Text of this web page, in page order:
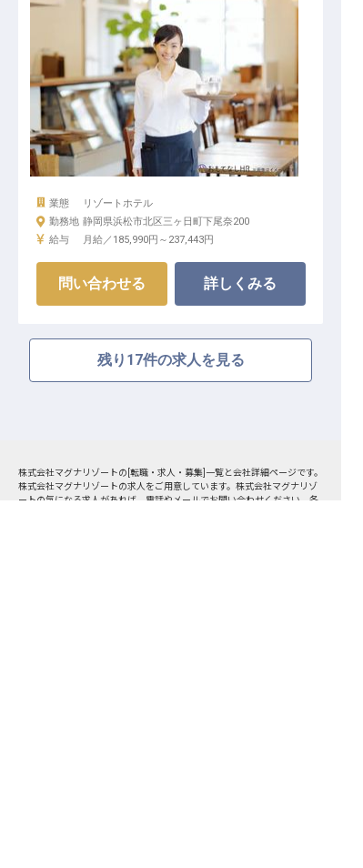
業態
リゾートホテル
勤務地 静岡県浜松市北区三ヶ日町下尾奈200
給与
月給／185,990円～ 237,443円
問い合わせる 詳しくみる
残り17件の求人を見る
株式会社マグナリゾートの[転職・求人・募集]一覧と会社詳細ページです。
株式会社マグナリゾートの求人をご用意しています。株式会社マグナリゾ
ートの気になる求人があれば、電話やメールでお問い合わせください。各